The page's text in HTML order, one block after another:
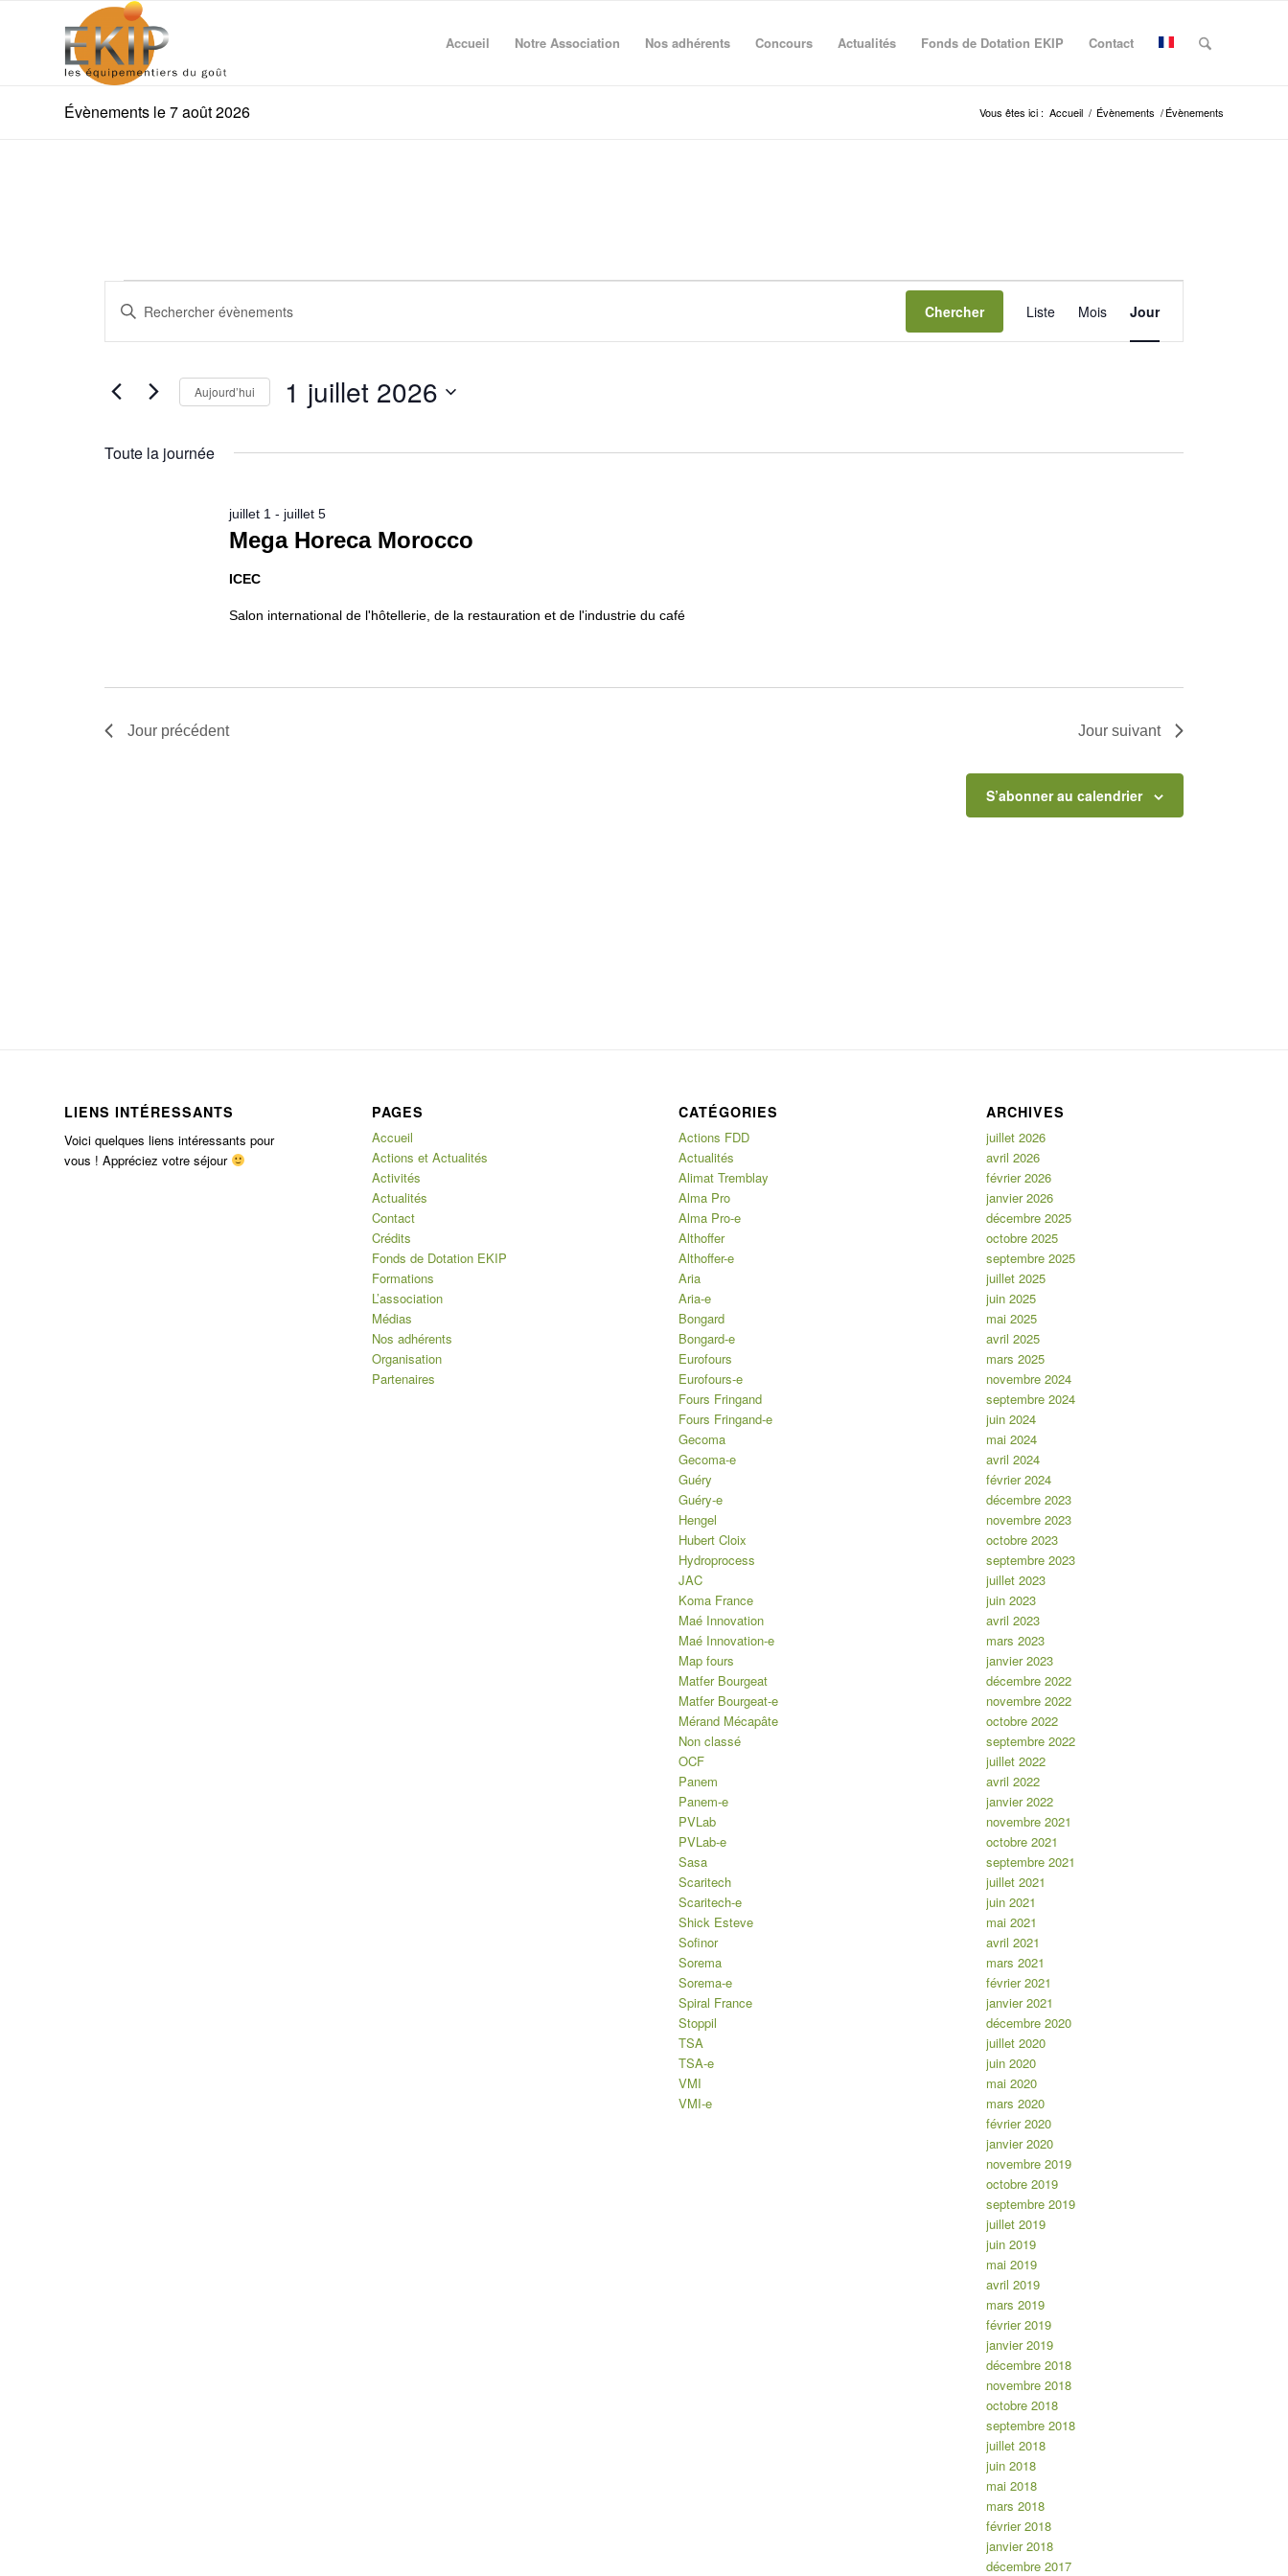
Accueil Notre Association Nos adhérents Concours Actualités Fonds de Dotation EKIP Contact
Évènements le 7 août 2026 Vous êtes ici : Accueil / Évènements /Évènements
Évènements
for
juillet
2026
Recherche
et
navigation
de
vues
Évènements
Saisir
clé.
Évènements
par
Chercher
Navigation
de
vues
Liste Mois Jour
Aujourd’hui 1 juillet 2026
Toute la journée
Mega Horeca Morocco
juillet 1 - juillet 5
ICEC
Salon international de l'hôtellerie, de la restauration et de l'industrie du café
Jour précédent Jour suivant
S’abonner au calendrier
LIENS INTÉRESSANTS
Voici quelques liens intéressants pour
vous ! Appréciez votre séjour
PAGES
Accueil
Actions et Actualités
Activités
Actualités
Contact
Crédits
Fonds de Dotation EKIP
Formations
L’association
Médias
Nos adhérents
Organisation
Partenaires
CATÉGORIES
Actions FDD
Actualités
Alimat Tremblay
Alma Pro
Alma Pro-e
Althoffer
Althoffer-e
Aria
Aria-e
Bongard
Bongard-e
Eurofours
Eurofours-e
Fours Fringand
Fours Fringand-e
Gecoma
Gecoma-e
Guéry
Guéry-e
Hengel
Hubert Cloix
Hydroprocess
JAC
Koma France
Maé Innovation
Maé Innovation-e
Map fours
Matfer Bourgeat
Matfer Bourgeat-e
Mérand Mécapâte
Non classé
OCF
Panem
Panem-e
PVLab
PVLab-e
Sasa
Scaritech
Scaritech-e
Shick Esteve
Sofinor
Sorema
Sorema-e
Spiral France
Stoppil
TSA
TSA-e
VMI
VMI-e
ARCHIVES
juillet 2026
avril 2026
février 2026
janvier 2026
décembre 2025
octobre 2025
septembre 2025
juillet 2025
juin 2025
mai 2025
avril 2025
mars 2025
novembre 2024
septembre 2024
juin 2024
mai 2024
avril 2024
février 2024
décembre 2023
novembre 2023
octobre 2023
septembre 2023
juillet 2023
juin 2023
avril 2023
mars 2023
janvier 2023
décembre 2022
novembre 2022
octobre 2022
septembre 2022
juillet 2022
avril 2022
janvier 2022
novembre 2021
octobre 2021
septembre 2021
juillet 2021
juin 2021
mai 2021
avril 2021
mars 2021
février 2021
janvier 2021
décembre 2020
juillet 2020
juin 2020
mai 2020
mars 2020
février 2020
janvier 2020
novembre 2019
octobre 2019
septembre 2019
juillet 2019
juin 2019
mai 2019
avril 2019
mars 2019
février 2019
janvier 2019
décembre 2018
novembre 2018
octobre 2018
septembre 2018
juillet 2018
juin 2018
mai 2018
mars 2018
février 2018
janvier 2018
décembre 2017